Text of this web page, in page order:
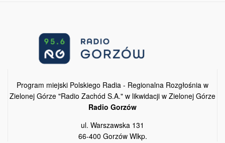
Program miejski Polskiego Radia - Regionalna Rozgłośnia w
Zielonej Górze "Radio Zachód S.A." w likwidacji w Zielonej Górze
Radio Gorzów
ul. Warszawska 131
66-400 Gorzów Wlkp.